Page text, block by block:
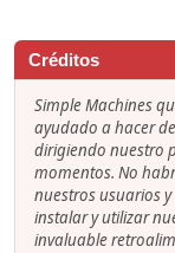
Créditos
Simple Machines
ayudado a hacer
dirigiendo nuestro
momentos. No
nuestros usuarios
instalar y utilizar
invaluable